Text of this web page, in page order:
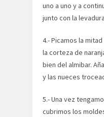
uno a uno y a
junto con la
4.- Picamos la
la corteza de
bien del almibar.
y las nueces
5.- Una vez
cubrimos los